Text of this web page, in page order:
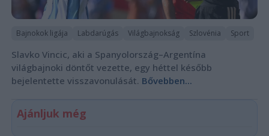
Bajnokok ligája Labdarúgás Világbajnokság Szlovénia Sport
Slavko Vincic, aki a Spanyolország–Argentína
világbajnoki döntőt vezette, egy héttel később
bejelentette visszavonulását. Bővebben...
Ajánljuk még